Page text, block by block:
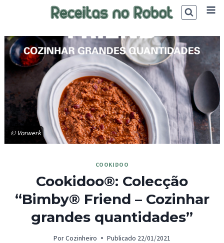
© Vorwerk
COOKIDOO
Cookidoo®: Colecção
“Bimby® Friend – Cozinhar
grandes quantidades”
Por Cozinheiro Publicado 22/01/2021